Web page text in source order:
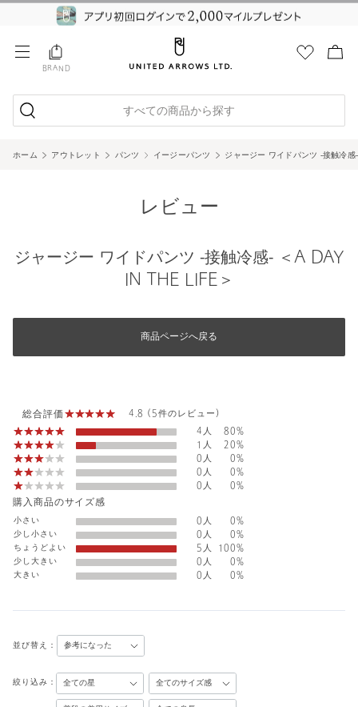
BRAND
すべての商品から探す
ホーム アウトレット パンツ イージーパンツ ジャージー ワイドパンツ ‐接触冷
レビュー
ジャージー ワイドパンツ ‐接触冷感‐ ＜A DAY
IN THE LIFE＞
商品ページへ戻る
総合評価
4.8 (5件のレビュー)
4人
80%
1人
20%
0人
0%
0人
0%
0人
0%
購入商品のサイズ感
小さい 0人
0%
少し小さい
0人
0%
ちょうどよい
5人
100%
少し大きい
0人
0%
大きい
0人 0%
並び替え：
絞り込み：